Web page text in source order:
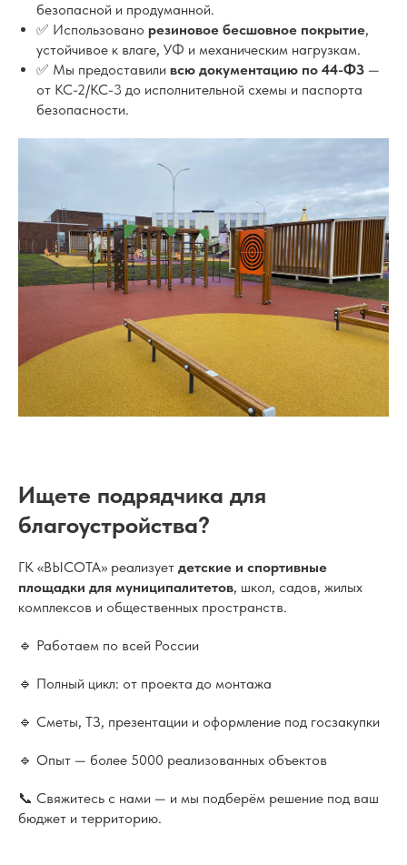
безопасной и продуманной.
✅ Использовано резиновое бесшовное покрытие,
устойчивое к влаге, УФ и механическим нагрузкам.
✅ Мы предоставили всю документацию по 44-ФЗ —
от КС-2/КС-3 до исполнительной схемы и паспорта
безопасности.
Ищете подрядчика для
благоустройства?
ГК «ВЫСОТА» реализует детские и спортивные
площадки для муниципалитетов, школ, садов, жилых
комплексов и общественных пространств.
🔹 Работаем по всей России
🔹 Полный цикл: от проекта до монтажа
🔹 Сметы, ТЗ, презентации и оформление под госзакупки
🔹 Опыт — более 5000 реализованных объектов
📞 Свяжитесь с нами — и мы подберём решение под ваш
бюджет и территорию.